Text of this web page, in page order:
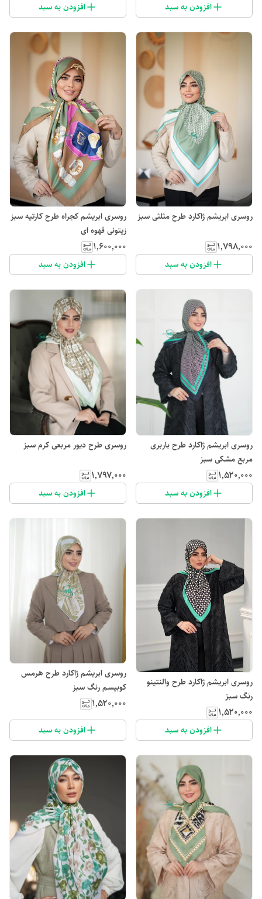
افزودن به سبد افزودن به سبد
روسری ابریشم ژاکارد طرح مثلثی سبز
۱٬۷۹۸٬۰۰۰
افزودن به سبد
روسری ابریشم کجراه طرح کارتیه سبز
زیتونی قهوه ای
۱٬۶۰۰٬۰۰۰
افزودن به سبد
روسری ابریشم ژاکارد طرح باربری
مربع مشکی سبز
۱٬۵۲۰٬۰۰۰
افزودن به سبد
روسری طرح دیور مربعی کرم سبز
۱٬۷۹۷٬۰۰۰
افزودن به سبد
روسری ابریشم ژاکارد طرح والنتینو
رنگ سبز
۱٬۵۲۰٬۰۰۰
افزودن به سبد
روسری ابریشم ژاکارد طرح هرمس
کوبیسم رنگ سبز
۱٬۵۲۰٬۰۰۰
افزودن به سبد